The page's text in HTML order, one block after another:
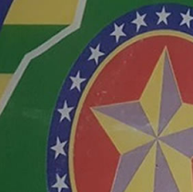
Rio Verde encara o Bom Jesus
Dois homens são presos